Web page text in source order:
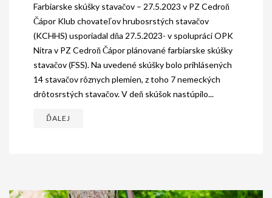
Farbiarske skúšky stavačov – 27.5.2023 v PZ Cedroň
Čápor Klub chovateľov hrubosrstých stavačov
(KCHHS) usporiadal dňa 27.5.2023- v spolupráci OPK
Nitra v PZ Cedroň Čápor plánované farbiarske skúšky
stavačov (FSS). Na uvedené skúšky bolo prihlásených
14 stavačov rôznych plemien, z toho 7 nemeckých
drôtosrstých stavačov. V deň skúšok nastúpilo...
ĎALEJ